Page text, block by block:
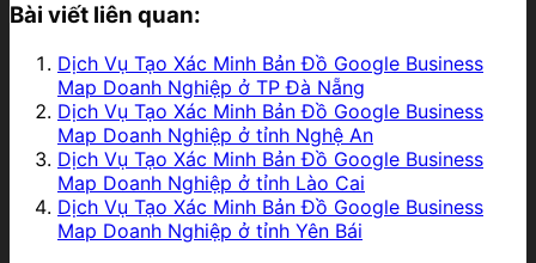
Bài viết liên quan:
Dịch Vụ Tạo Xác Minh Bản Đồ Google Business
Map Doanh Nghiệp ở TP Đà Nẵng
Dịch Vụ Tạo Xác Minh Bản Đồ Google Business
Map Doanh Nghiệp ở tỉnh Nghệ An
Dịch Vụ Tạo Xác Minh Bản Đồ Google Business
Map Doanh Nghiệp ở tỉnh Lào Cai
Dịch Vụ Tạo Xác Minh Bản Đồ Google Business
Map Doanh Nghiệp ở tỉnh Yên Bái